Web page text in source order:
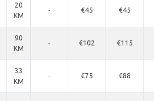
20
KM
- €45 €45
90
KM
- €102 €115
33
KM
- €75 €88